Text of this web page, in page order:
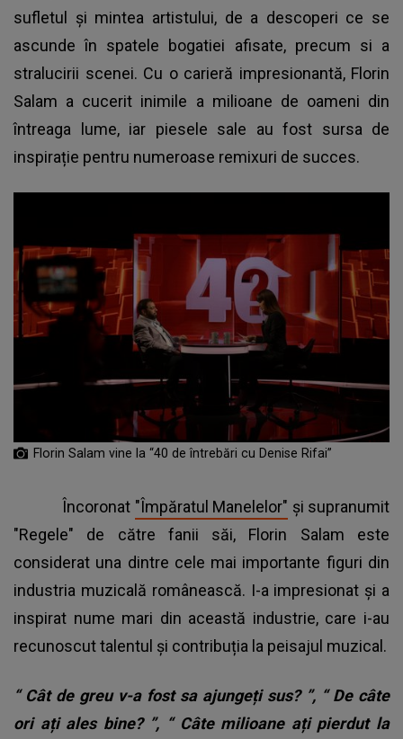
sufletul și mintea artistului, de a descoperi ce se
ascunde în spatele bogatiei afisate, precum si a
stralucirii scenei. Cu o carieră impresionantă, Florin
Salam a cucerit inimile a milioane de oameni din
întreaga lume, iar piesele sale au fost sursa de
inspirație pentru numeroase remixuri de succes.
Florin Salam vine la “40 de întrebări cu Denise Rifai”
Încoronat "Împăratul Manelelor" și supranumit
"Regele" de către fanii săi, Florin Salam este
considerat una dintre cele mai importante figuri din
industria muzicală românească. I-a impresionat și a
inspirat nume mari din această industrie, care i-au
recunoscut talentul și contribuția la peisajul muzical.
“ Cât de greu v-a fost sa ajungeți sus? ”, “De câte
ori ați ales bine? ”, “ Câte milioane ați pierdut la